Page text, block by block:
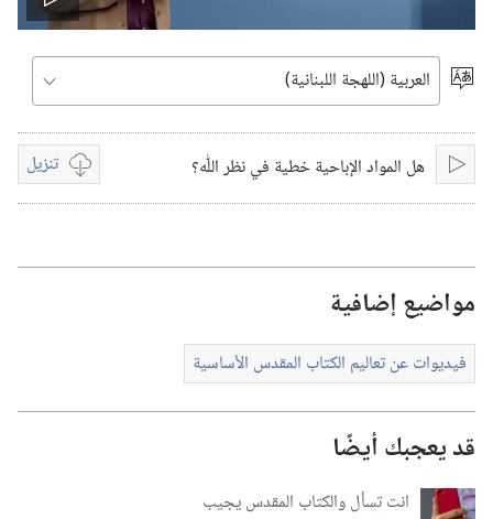
Play
video
اختر
تشغيل
هل المواد الإباحية خطية في نظر اللّٰه؟ تنزيلخيارات
تنزيل
مواضيع إضافية
فيديوات عن تعاليم الكتاب المقدس الأساسية
قد يعجبك أيضًا
انت تسأل والكتاب المقدس يجيب